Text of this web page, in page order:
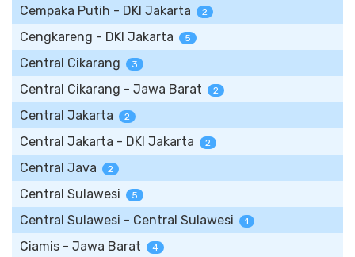
Cempaka Putih - DKI Jakarta 2
Cengkareng - DKI Jakarta 5
Central Cikarang 3
Central Cikarang - Jawa Barat 2
Central Jakarta 2
Central Jakarta - DKI Jakarta 2
Central Java 2
Central Sulawesi 5
Central Sulawesi - Central Sulawesi 1
Ciamis - Jawa Barat 4